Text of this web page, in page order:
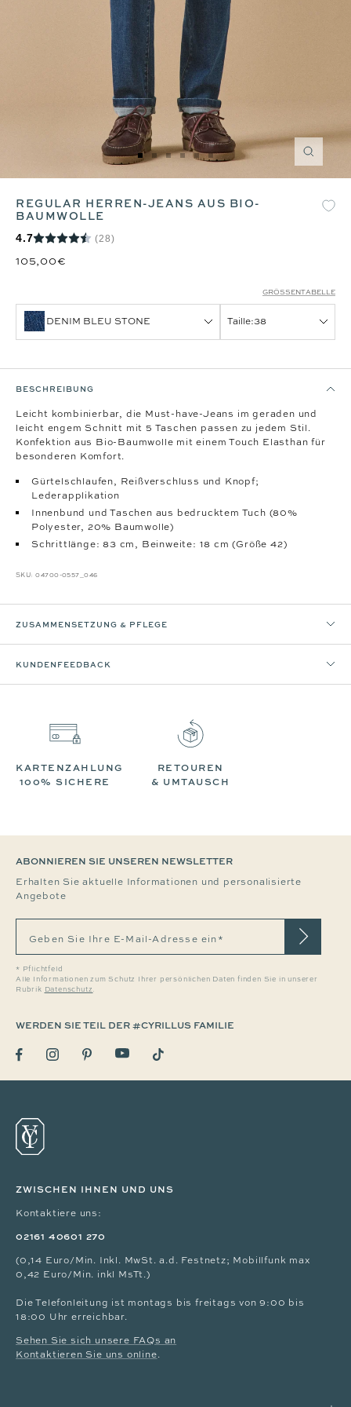
Zoom
Zur
Slide
gehen
Zur
Slide
gehen
Zur
Slide
gehen
Zur
Slide
gehen
Zur
Slide
gehen
Zur
Slide
gehen
REGULAR HERREN-JEANS AUS BIO-
BAUMWOLLE
4.7 (28)
105,00€
DENIM BLEU STONE
GRÖSSENTABELLE
Taille:38
BESCHREIBUNG
Leicht kombinierbar, die Must-have-Jeans im geraden und
leicht engem Schnitt mit 5 Taschen passen zu jedem Stil.
Konfektion aus Bio-Baumwolle mit einem Touch Elasthan für
besonderen Komfort.
Gürtelschlaufen, Reißverschluss und Knopf;
Lederapplikation
Innenbund und Taschen aus bedrucktem Tuch (80%
Polyester, 20% Baumwolle)
Schrittlänge: 83 cm, Beinweite: 18 cm (Größe 42)
SKU:04700-0557_046
ZUSAMMENSETZUNG & PFLEGE
KUNDENFEEDBACK
KARTENZAHLUNG
100% SICHERE
RETOUREN
& UMTAUSCH
ABONNIEREN SIE UNSEREN NEWSLETTER
Erhalten Sie aktuelle Informationen und personalisierte
Angebote
Geben Sie Ihre E-Mail-Adresse ein*
* Pflichtfeld
Alle Informationen zum Schutz Ihrer persönlichen Daten finden Sie in unserer
Rubrik Datenschutz.
WERDEN SIE TEIL DER #CYRILLUS FAMILIE
ZWISCHEN IHNEN UND UNS
Kontaktiere uns:
02161 40601 270
(0,14 Euro/Min. Inkl. MwSt. a.d. Festnetz; Mobillfunk max
0,42 Euro/Min. inkl MsTt.)
Die Telefonleitung ist montags bis freitags von 9:00 bis
18:00 Uhr erreichbar.
Sehen Sie sich unsere FAQs an
Kontaktieren Sie uns online.